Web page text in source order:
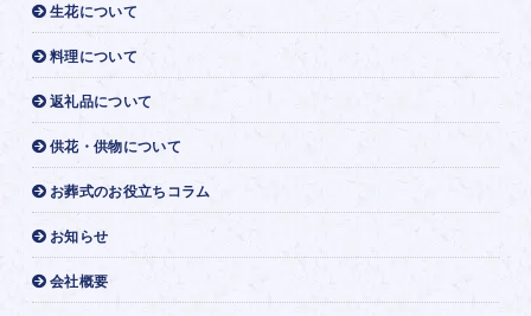
生花について
料理について
返礼品について
供花・供物について
お葬式のお役立ちコラム
お知らせ
会社概要